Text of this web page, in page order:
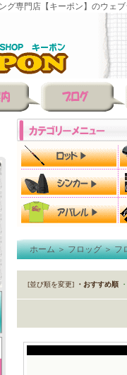
グ専門店【キーポン】のウェ
ホーム＞フロッグ＞フ
[並び順を変更] ・おすすめ順